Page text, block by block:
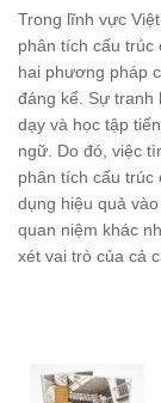
Trong lĩnh vực
phân tích cấu trúc
hai phương pháp
đáng kể. Sự tranh
dạy và học tập
ngữ. Do đó, việc
phân tích cấu trúc
dụng hiệu quả
quan niệm khác
xét vai trò của cả